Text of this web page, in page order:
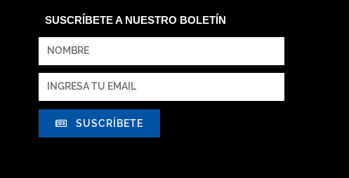
SUSCRÍBETE A NUESTRO BOLETÍN
SUSCRÍBETE